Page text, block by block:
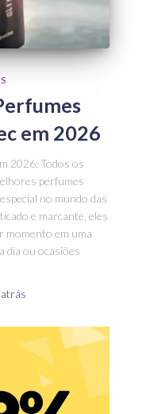
em 2026
2026: Todos os
perfumes
no mundo das
e marcante, eles
momento em uma
dia ou ocasiões
atrás